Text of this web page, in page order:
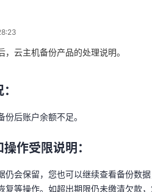
球！
“一云多芯、一云多
国产操作系统及硬件
要1.8折起！
天翼云用户体验
：
复等操作。如超出期限仍未缴清欠款
帮助中心—费用中心。
云主机备份产品的处理说明。
后账户余额不足。
作受限说明：
仍会保留，您也可以继续查看备份数
复等操作。如超出期限仍未缴清欠款